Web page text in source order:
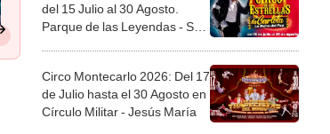
del 15 Julio al 30 Agosto.
Parque de las Leyendas - San
Circo Montecarlo 2026: Del 17
de Julio hasta el 30 Agosto en
Círculo Militar - Jesús María